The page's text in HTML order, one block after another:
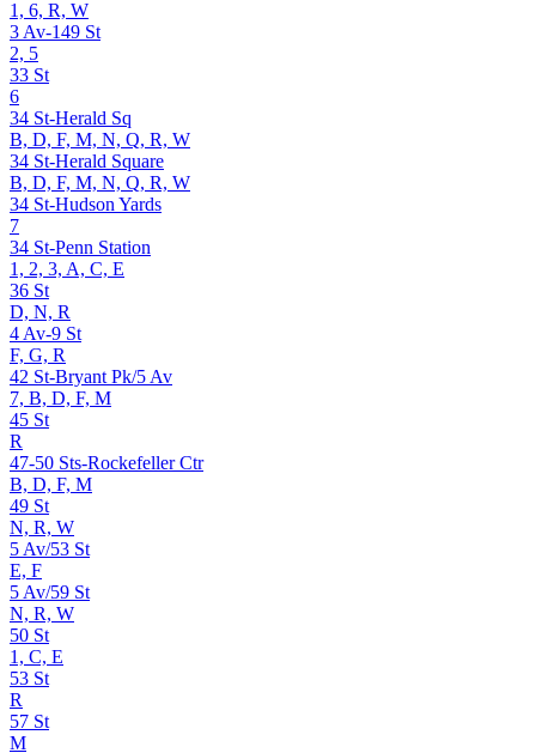
1, 6, R, W
3 Av-149 St
2, 5
33 St
6
34 St-Herald Sq
B, D, F, M, N, Q, R, W
34 St-Herald Square
B, D, F, M, N, Q, R, W
34 St-Hudson Yards
7
34 St-Penn Station
1, 2, 3, A, C, E
36 St
D, N, R
4 Av-9 St
F, G, R
42 St-Bryant Pk/5 Av
7, B, D, F, M
45 St
R
47-50 Sts-Rockefeller Ctr
B, D, F, M
49 St
N, R, W
5 Av/53 St
E, F
5 Av/59 St
N, R, W
50 St
1, C, E
53 St
R
57 St
M